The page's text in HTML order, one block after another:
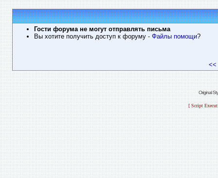
Гости форума не могут отправлять письма
Вы хотите получить доступ к форуму - Файлы помощи?
<<
Original
[ Script